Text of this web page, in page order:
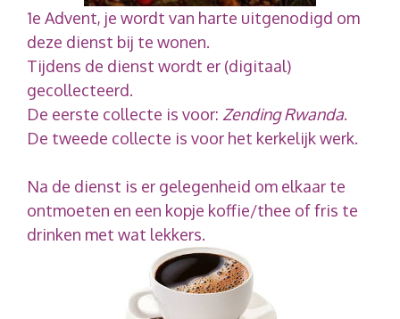
1e Advent, je wordt van harte uitgenodigd om
deze dienst bij te wonen.
Tijdens de dienst wordt er (digitaal)
gecollecteerd.
De eerste collecte is voor: Zending Rwanda.
De tweede collecte is voor het kerkelijk werk.
Na de dienst is er gelegenheid om elkaar te
ontmoeten en een kopje koffie/thee of fris te
drinken met wat lekkers.